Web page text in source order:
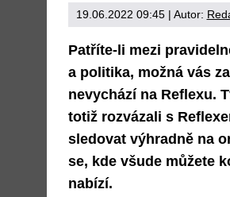
19.06.2022 09:45| Autor:
Patříte-li mezi
a politika, možná vás
nevychází na Reflexu.
totiž rozvázali s
sledovat výhradně na
se, kde všude můžete
nabízí.